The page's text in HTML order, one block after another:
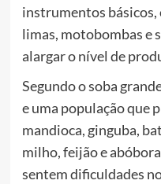
instrumentos básicos,
limas, motobombas e
alargar o nível de
Segundo o soba
e uma população que
mandioca, ginguba,
milho, feijão e
sentem dificuldades